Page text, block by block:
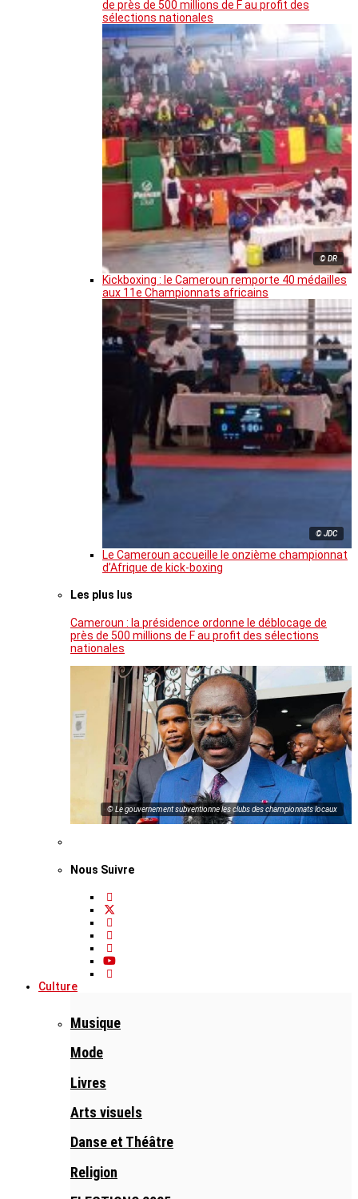
de près de 500 millions de F au profit des
sélections nationales
© DR
Kickboxing : le Cameroun remporte 40 médailles
aux 11e Championnats africains
© JDC
Le Cameroun accueille le onzième championnat
d’Afrique de kick-boxing
Les plus lus
Cameroun : la présidence ordonne le déblocage de
près de 500 millions de F au profit des sélections
nationales
© Le gouvernement subventionne les clubs des championnats locaux
Nous Suivre
Culture
Musique
Mode
Livres
Arts visuels
Danse et Théâtre
Religion